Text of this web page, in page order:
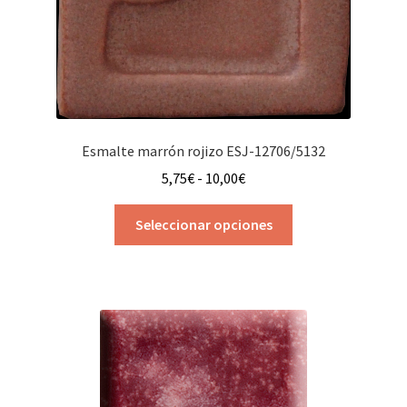
Esmalte marrón rojizo ESJ-12706/5132
5,75€ - 10,00€Rango
de
precios:
desde
10,00€
Seleccionar opciones
variantes.
Las
opciones
se
pueden